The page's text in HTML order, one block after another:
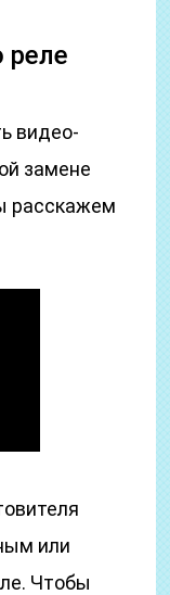
видео-
замене
расскажем
или
Чтобы